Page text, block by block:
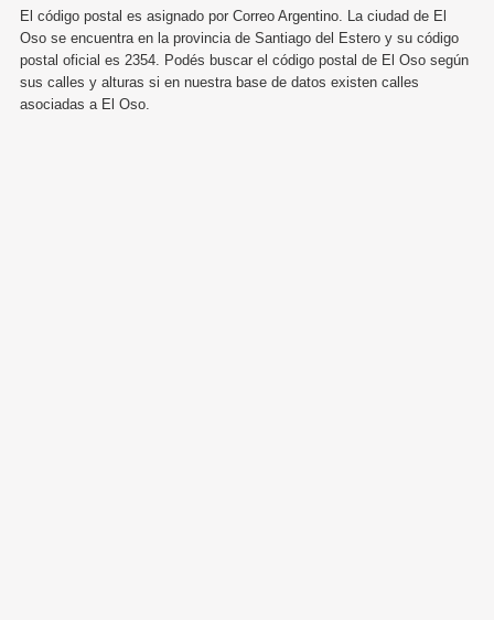
El código postal es asignado por Correo Argentino. La ciudad de El
Oso se encuentra en la provincia de Santiago del Estero y su código
postal oficial es 2354. Podés buscar el código postal de El Oso según
sus calles y alturas si en nuestra base de datos existen calles
asociadas a El Oso.